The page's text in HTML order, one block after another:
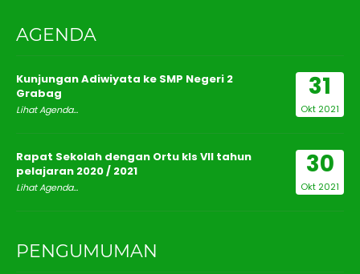
AGENDA
31
Okt 2021
Kunjungan Adiwiyata ke SMP Negeri 2
Grabag
Lihat Agenda...
30
Okt 2021
Rapat Sekolah dengan Ortu kls VII tahun
pelajaran 2020 / 2021
Lihat Agenda...
PENGUMUMAN